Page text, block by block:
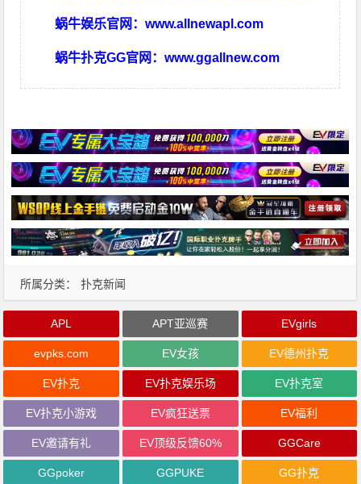
蜗牛娱乐官网：www.allnewapl.com
蜗牛扑克GG官网：www.ggallnew.com
所属分类： 扑克新闻
APL APT亚巡赛 EVgirls
evpks.com EV女孩 EV德州扑克
EV扑克 EV扑克娱乐场 EV扑克室
EV扑克小游戏 EV疯狂送票 EV福利
EV邀请有礼 EV顶级反馈60% GGCare
GGpoker GGPUKE GG扑克